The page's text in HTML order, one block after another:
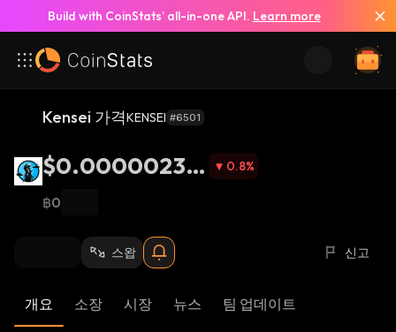
Build with CoinStats’ all-in-one API. Learn more
Kensei 가격KENSEI #6501
$0.00000239
9
0.8%
฿0
스왑 신고
개요 소장 시장 뉴스 팀 업데이트